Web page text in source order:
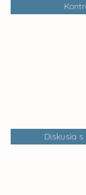
Diskusia